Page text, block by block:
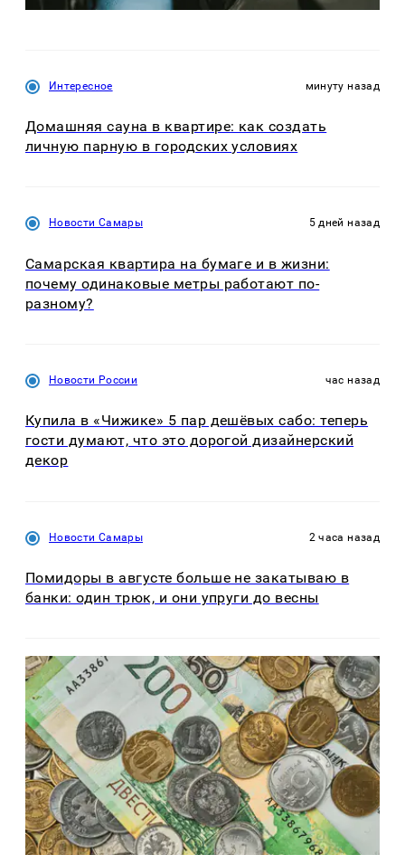
Интересное минуту назад
Домашняя сауна в квартире: как создать
личную парную в городских условиях
Новости Самары 5 дней назад
Самарская квартира на бумаге и в жизни:
почему одинаковые метры работают по-
разному?
Новости России час назад
Купила в «Чижике» 5 пар дешёвых сабо: теперь
гости думают, что это дорогой дизайнерский
декор
Новости Самары 2 часа назад
Помидоры в августе больше не закатываю в
банки: один трюк, и они упруги до весны